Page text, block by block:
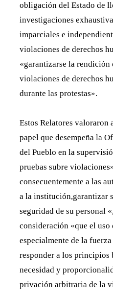
obligación del Estado de
investigaciones
imparciales e
violaciones de derechos
«garantizarse la rendición
violaciones de derechos
durante las protestas».
Estos Relatores valoraron
papel que desempeña la
del Pueblo en la
pruebas subre
consecuentemente a las
a la institución,garantizar
seguridad de su personal
consideración «que el uso
especialmente de la
responder a los principios
necesidad y
privación arbitraria de la